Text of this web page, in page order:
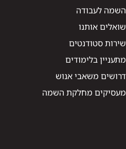
השמה לעבודה
שואלים אותנו
שירות סטודנטים
מתעניין בלימודים
דרושים משאבי אנוש
מעסיקים מחלקת השמה